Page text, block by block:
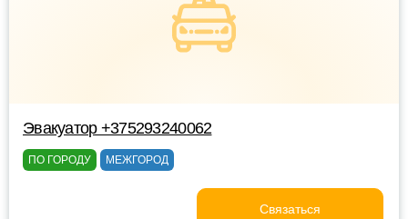
Эвакуатор +375293240062
ПО ГОРОДУ МЕЖГОРОД
Связаться